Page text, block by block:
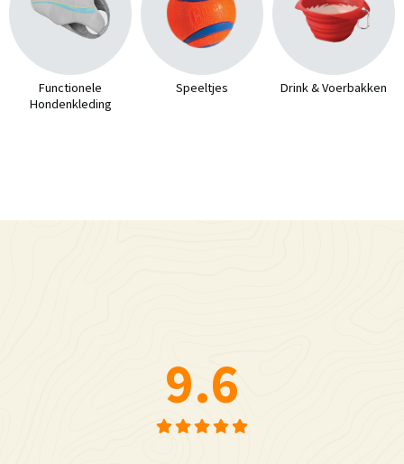
Functionele
Hondenkleding
Speeltjes Drink & Voerbakken
9.6